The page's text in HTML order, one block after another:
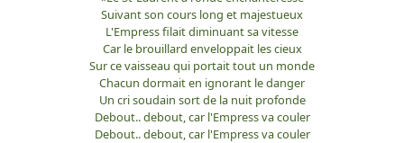
Suivant son cours long et majestueux
L'Empress filait diminuant sa vitesse
Car le brouillard enveloppait les cieux
Sur ce vaisseau qui portait tout un monde
Chacun dormait en ignorant le danger
Un cri soudain sort de la nuit profonde
Debout.. debout, car l'Empress va couler
Debout.. debout, car l'Empress va couler